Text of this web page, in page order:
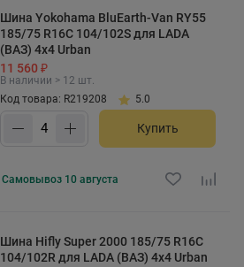
Шина Yokohama BluEarth-Van RY55
185/75 R16C 104/102S для LADA
(ВАЗ) 4x4 Urban
11 560 ₽
В наличии > 12 шт.
Код товара: R219208
5.0
Купить
Самовывоз 10 августа
Шина Hifly Super 2000 185/75 R16C
104/102R для LADA (ВАЗ) 4x4 Urban